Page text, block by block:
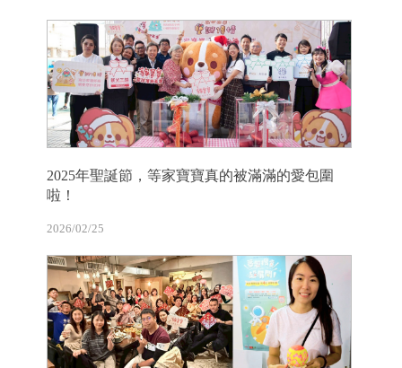
2025年聖誕節，等家寶寶真的被滿滿的愛包圍
啦！
2026/02/25